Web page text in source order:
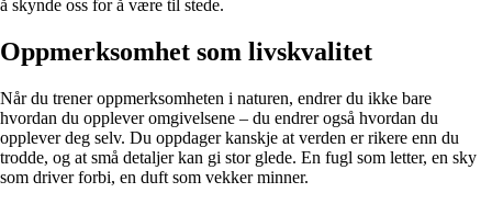
å skynde oss for å være til stede.
Oppmerksomhet som livskvalitet
Når du trener oppmerksomheten i naturen, endrer du ikke bare
hvordan du opplever omgivelsene – du endrer også hvordan du
opplever deg selv. Du oppdager kanskje at verden er rikere enn du
trodde, og at små detaljer kan gi stor glede. En fugl som letter, en sky
som driver forbi, en duft som vekker minner.